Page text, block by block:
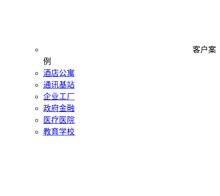
客户案
例
酒店公寓
通讯基站
企业工厂
政府金融
医疗医院
教育学校